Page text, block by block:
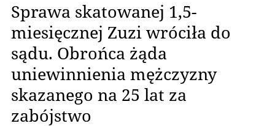
Sprawa skatowanej 1,5-
miesięcznej Zuzi wróciła do
sądu. Obrońca żąda
uniewinnienia mężczyzny
skazanego na 25 lat za
zabójstwo